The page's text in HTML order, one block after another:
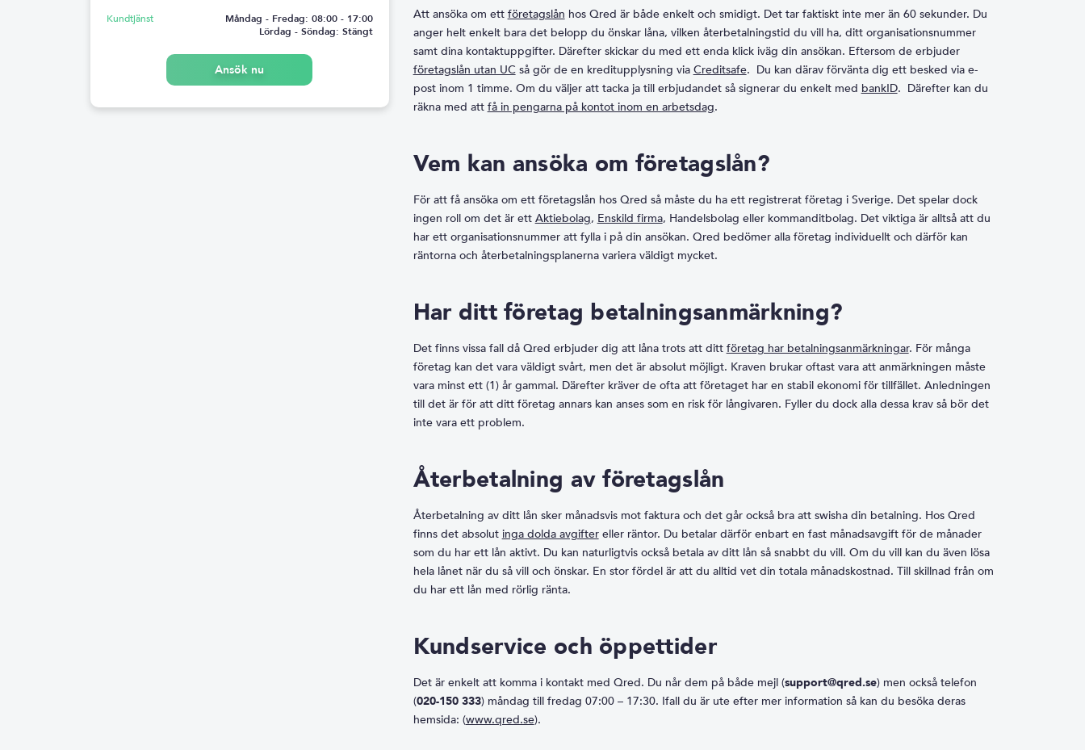
Kundtjänst
Måndag - Fredag: 08:00 - 17:00
Lördag - Söndag: Stängt
Ansök nu
Att ansöka om ett företagslån hos Qred är både enkelt och smidigt. Det tar faktiskt inte mer än 60 sekunder. Du
anger helt enkelt bara det belopp du önskar låna, vilken återbetalningstid du vill ha, ditt organisationsnummer
samt dina kontaktuppgifter. Därefter skickar du med ett enda klick iväg din ansökan. Eftersom de erbjuder
företagslån utan UCså gör de en kreditupplysning via Creditsafe. Du kan därav förvänta dig ett besked via e-
post inom 1 timme. Om du väljer att tacka ja till erbjudandet så signerar du enkelt med bankID. Därefter kan du
räkna med att få in pengarna på kontot inom en arbetsdag.
Vem kan ansöka om företagslån?
För att få ansöka om ett företagslån hos Qred så måste du ha ett registrerat företag i Sverige. Det spelar dock
ingen roll om det är ett Aktiebolag, Enskild firma, Handelsbolag eller kommanditbolag. Det viktiga är alltså att du
har ett organisationsnummer att fylla i på din ansökan. Qred bedömer alla företag individuellt och därför kan
räntorna och återbetalningsplanerna variera väldigt mycket.
Har ditt företag betalningsanmärkning?
Det finns vissa fall då Qred erbjuder dig att låna trots att ditt företag har betalningsanmärkningar. För många
företag kan det vara väldigt svårt, men det är absolut möjligt. Kraven brukar oftast vara att anmärkningen måste
vara minst ett (1) år gammal. Därefter kräver de ofta att företaget har en stabil ekonomi för tillfället. Anledningen
till det är för att ditt företag annars kan anses som en risk för långivaren. Fyller du dock alla dessa krav så bör det
inte vara ett problem.
Återbetalning av företagslån
Återbetalning av ditt lån sker månadsvis mot faktura och det går också bra att swisha din betalning. Hos Qred
finns det absolut inga dolda avgiftereller räntor. Du betalar därför enbart en fast månadsavgift för de månader
som du har ett lån aktivt. Du kan naturligtvis också betala av ditt lån så snabbt du vill. Om du vill kan du även lösa
hela lånet när du så vill och önskar. En stor fördel är att du alltid vet din totala månadskostnad. Till skillnad från om
du har ett lån med rörlig ränta.
Kundservice och öppettider
Det är enkelt att komma i kontakt med Qred. Du når dem på både mejl (support@qred.se) men också telefon
(020-150 333) måndag till fredag 07:00 – 17:30. Ifall du är ute efter mer information så kan du besöka deras
hemsida: (www.qred.se).